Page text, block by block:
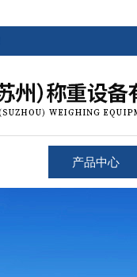
产品中心